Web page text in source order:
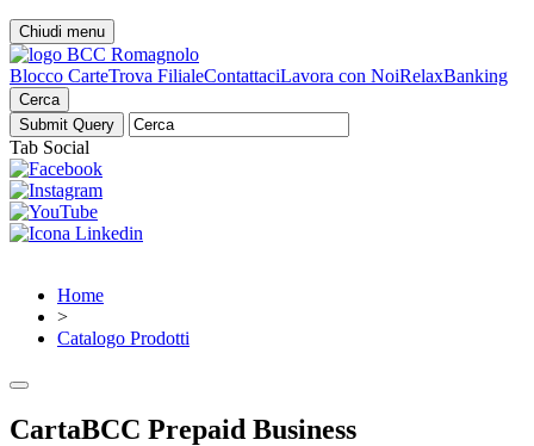
Chiudi menu
Blocco CarteTrova FilialeContattaciLavora con NoiRelaxBanking
Cerca
Tab Social
Home
>
Catalogo Prodotti
CartaBCC Prepaid Business